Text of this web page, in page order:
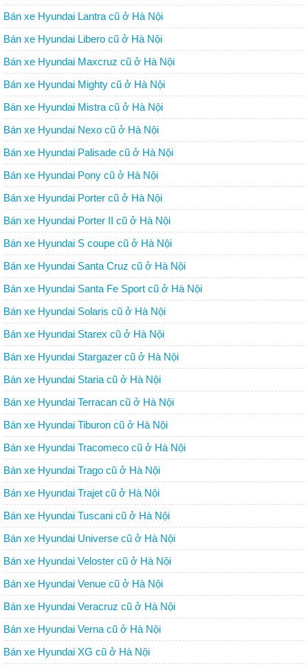
Bán xe Hyundai Lantra cũ ở Hà Nội
Bán xe Hyundai Libero cũ ở Hà Nội
Bán xe Hyundai Maxcruz cũ ở Hà Nội
Bán xe Hyundai Mighty cũ ở Hà Nội
Bán xe Hyundai Mistra cũ ở Hà Nội
Bán xe Hyundai Nexo cũ ở Hà Nội
Bán xe Hyundai Palisade cũ ở Hà Nội
Bán xe Hyundai Pony cũ ở Hà Nội
Bán xe Hyundai Porter cũ ở Hà Nội
Bán xe Hyundai Porter II cũ ở Hà Nội
Bán xe Hyundai S coupe cũ ở Hà Nội
Bán xe Hyundai Santa Cruz cũ ở Hà Nội
Bán xe Hyundai Santa Fe Sport cũ ở Hà Nội
Bán xe Hyundai Solaris cũ ở Hà Nội
Bán xe Hyundai Starex cũ ở Hà Nội
Bán xe Hyundai Stargazer cũ ở Hà Nội
Bán xe Hyundai Staria cũ ở Hà Nội
Bán xe Hyundai Terracan cũ ở Hà Nội
Bán xe Hyundai Tiburon cũ ở Hà Nội
Bán xe Hyundai Tracomeco cũ ở Hà Nội
Bán xe Hyundai Trago cũ ở Hà Nội
Bán xe Hyundai Trajet cũ ở Hà Nội
Bán xe Hyundai Tuscani cũ ở Hà Nội
Bán xe Hyundai Universe cũ ở Hà Nội
Bán xe Hyundai Veloster cũ ở Hà Nội
Bán xe Hyundai Venue cũ ở Hà Nội
Bán xe Hyundai Veracruz cũ ở Hà Nội
Bán xe Hyundai Verna cũ ở Hà Nội
Bán xe Hyundai XG cũ ở Hà Nội